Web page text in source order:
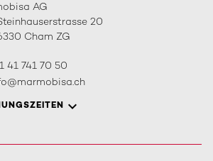
AG
20
Cham ZG
41 741 70 50